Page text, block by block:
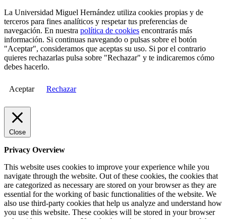
La Universidad Miguel Hernández utiliza cookies propias y de
terceros para fines analíticos y respetar tus preferencias de
navegación. En nuestra política de cookies encontrarás más
información. Si continuas navegando o pulsas sobre el botón
"Aceptar", consideramos que aceptas su uso. Si por el contrario
quieres rechazarlas pulsa sobre "Rechazar" y te indicaremos cómo
debes hacerlo.
Aceptar Rechazar
Close
Privacy Overview
This website uses cookies to improve your experience while you
navigate through the website. Out of these cookies, the cookies that
are categorized as necessary are stored on your browser as they are
essential for the working of basic functionalities of the website. We
also use third-party cookies that help us analyze and understand how
you use this website. These cookies will be stored in your browser